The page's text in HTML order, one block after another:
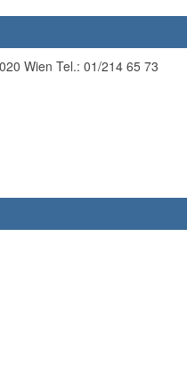
Wien Tel.: 01/214 65 73